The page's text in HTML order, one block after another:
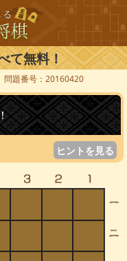
て無料！
問題番号：20160420
ヒントを見る